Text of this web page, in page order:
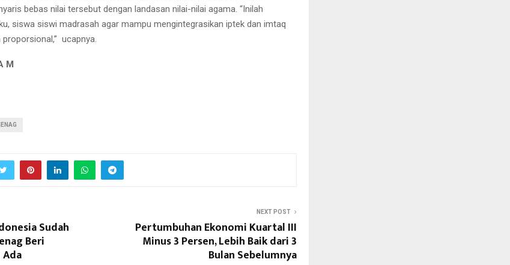
bebas nilai tersebut dengan landasan nilai-nilai agama. “Inilah
siswa siswi madrasah agar mampu mengintegrasikan iptek dan imtaq
ucapnya.
M
Sudah
Beri
NEXT POST
Pertumbuhan Ekonomi Kuartal III
Minus 3 Persen, Lebih Baik dari 3
Bulan Sebelumnya